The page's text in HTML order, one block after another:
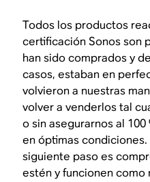
Todos los productos
certificación Sonos son
han sido comprados y
casos, estaban en
volvieron a nuestras
volver a venderlos tal
o sin asegurarnos al
en óptimas
siguiente paso es
estén y funcionen como